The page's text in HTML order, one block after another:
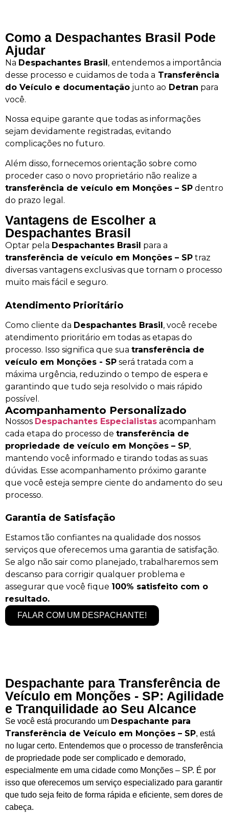
Como a Despachantes Brasil Pode
Ajudar
Na Despachantes Brasil, entendemos a importância
desse processo e cuidamos de toda a Transferência
do Veículo e documentação junto ao Detran para
você.
Nossa equipe garante que todas as informações
sejam devidamente registradas, evitando
complicações no futuro.
Além disso, fornecemos orientação sobre como
proceder caso o novo proprietário não realize a
transferência de veículo em Monções – SP dentro
do prazo legal.
Vantagens de Escolher a
Despachantes Brasil
Optar pela Despachantes Brasil para a
transferência de veículo em Monções – SP traz
diversas vantagens exclusivas que tornam o processo
muito mais fácil e seguro.
Atendimento Prioritário
Como cliente da Despachantes Brasil, você recebe
atendimento prioritário em todas as etapas do
processo. Isso significa que sua transferência de
veículo em Monções - SP será tratada com a
máxima urgência, reduzindo o tempo de espera e
garantindo que tudo seja resolvido o mais rápido
possível.
Acompanhamento Personalizado
Nossos Despachantes Especialistas acompanham
cada etapa do processo de transferência de
propriedade de veículo em Monções – SP,
mantendo você informado e tirando todas as suas
dúvidas. Esse acompanhamento próximo garante
que você esteja sempre ciente do andamento do seu
processo.
Garantia de Satisfação
Estamos tão confiantes na qualidade dos nossos
serviços que oferecemos uma garantia de satisfação.
Se algo não sair como planejado, trabalharemos sem
descanso para corrigir qualquer problema e
assegurar que você fique 100% satisfeito com o
resultado.
FALAR COM UM DESPACHANTE!
Despachante para Transferência de
Veículo em Monções - SP: Agilidade
e Tranquilidade ao Seu Alcance
Se você está procurando um Despachante para
Transferência de Veículo em Monções – SP, está
no lugar certo. Entendemos que o processo de transferência
de propriedade pode ser complicado e demorado,
especialmente em uma cidade como Monções – SP. É por
isso que oferecemos um serviço especializado para garantir
que tudo seja feito de forma rápida e eficiente, sem dores de
cabeça.